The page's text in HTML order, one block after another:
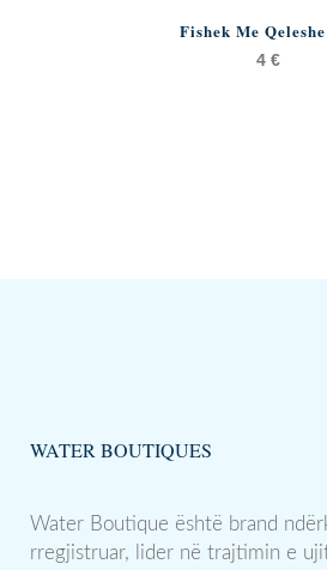
Fishek Me
4 €
WATER BOUTIQUES
Water Boutique është brand
rregjistruar, lider në trajtimin e